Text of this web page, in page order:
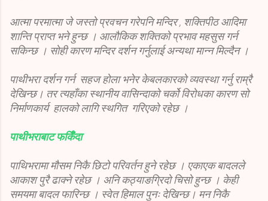
आत्मा परमात्मा जे जस्तो प्रवचन गरेपनि मन्दिर , शक्तिपीठ आदिमा
शान्ति प्राप्त भने हुन्छ । आलौकिक शक्तिको प्रभाव महसुस गर्न
सकिन्छ । सोही कारण मन्दिर दर्शन गर्नुलाई अन्यथा मान्न मिल्दैन ।
पाथीभरा दर्शन गर्न सहज होला भनेर केबलकारको व्यवस्था गर्नु राम्रै
देखिन्छ। तर त्यहाँका स्थानीय वासिन्दाको चर्को विरोधका कारण सो
निर्माणकार्य हालको लागि स्थगित गरिएको रहेछ ।
पाथीभराबाट फर्किँदा
पाथिभरामा मौसम निकै छिटो परिवर्तन हुने रहेछ । एकाएक बादलले
आकाश पुरै ढाक्ने रहेछ । अनि कठ्याङग्रिदो चिसो हुन्छ । केही
समयमा बादल फारिन्छ । स्वेत हिमाल पुनः देखिन्छ। मन निकै